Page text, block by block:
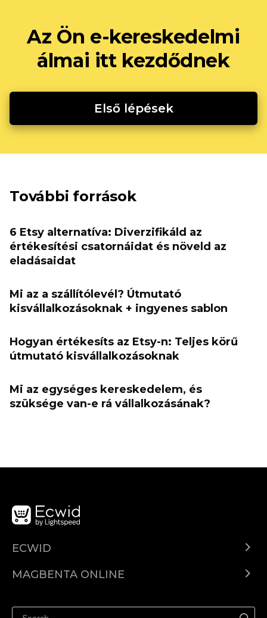
Az Ön e-kereskedelmi
álmai itt kezdődnek
Első lépések
További források
6 Etsy alternatíva: Diverzifikáld az
értékesítési csatornáidat és növeld az
eladásaidat
Mi az a szállítólevél? Útmutató
kisvállalkozásoknak + ingyenes sablon
Hogyan értékesíts az Etsy-n: Teljes körű
útmutató kisvállalkozásoknak
Mi az egységes kereskedelem, és
szüksége van-e rá vállalkozásának?
ECWID
Help center
MAGBENTA ONLINE
Ibenta sa Facebook